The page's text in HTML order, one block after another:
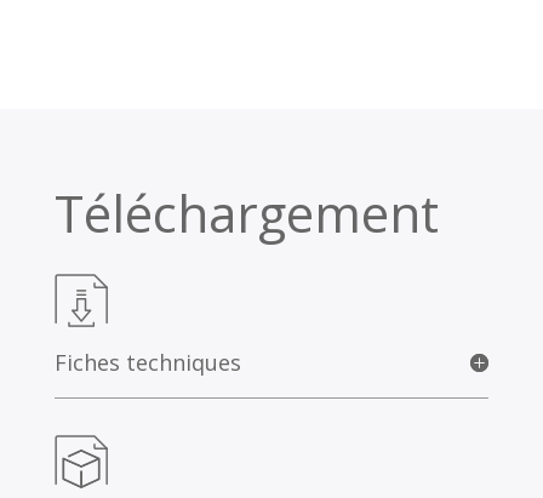
Téléchargement
Fiches techniques